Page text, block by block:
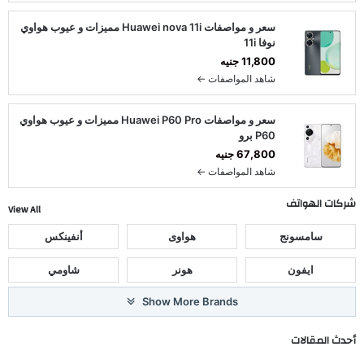
سعر و مواصفات Huawei nova 11i مميزات و عيوب هواوي
نوفا 11i
11,800 جنيه
شاهد المواصفات ←
سعر و مواصفات Huawei P60 Pro مميزات و عيوب هواوي
P60 برو
67,800 جنيه
شاهد المواصفات ←
شركات الهواتف View All
سامسونج هواوى أنفينكس
ايفون هونر شاومي
Show More Brands
أحدث المقالات